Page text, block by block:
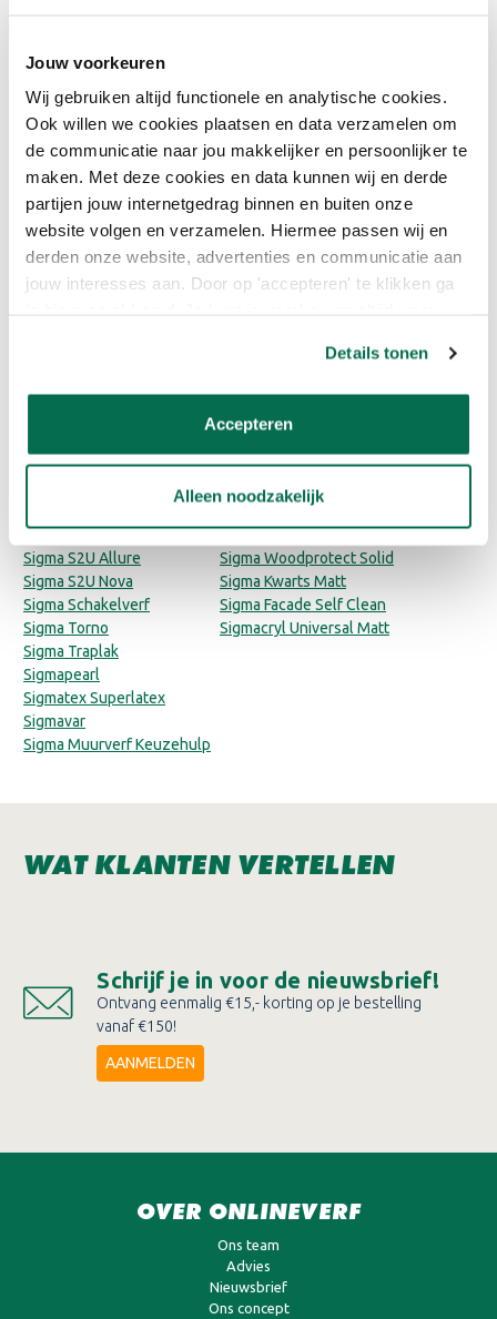
Jouw voorkeuren
Wij gebruiken altijd functionele en analytische cookies.
Ook willen we cookies plaatsen en data verzamelen om
de communicatie naar jou makkelijker en persoonlijker te
maken. Met deze cookies en data kunnen wij en derde
partijen jouw internetgedrag binnen en buiten onze
website volgen en verzamelen. Hiermee passen wij en
derden onze website, advertenties en communicatie aan
jouw interesses aan. Door op 'accepteren' te klikken ga
Details tonen
Accepteren
Alleen noodzakelijk
GRONDVERF VAN SIGMA
KOPEN BIJ ONLINEVERF.BE
Bij Onlineverf.be kun je eenvoudig Sigma grondverf bestellen en
profiteren van diverse voordelen zoals snelle levering en gratis
advies en een ruim assortiment, waardoor je altijd de juiste
grondverf voor jouw project kunt vinden.
Sigma Pearl Clean Matt
Sigma Buitenlak
Sigma Perfect Matt
Sigma S2U Nova Satin
Sigma Multiprimer
Sigma S2U Allure Gloss
Sigma S2U Gloss
Sigma S2U Primer
Sigma S2U
Sigma Cleaner
Sigma S2U Allure
Sigma Woodprotect Solid
Sigma S2U Nova
Sigma Kwarts Matt
Sigma Schakelverf
Sigma Facade Self Clean
Sigma Torno
Sigmacryl Universal Matt
Sigma Traplak
Sigmapearl
Sigmatex Superlatex
Sigmavar
Sigma Muurverf Keuzehulp
WAT KLANTEN VERTELLEN
Schrijf je in voor de nieuwsbrief!
Ontvang eenmalig €15,- korting op je bestelling
vanaf €150!
AANMELDEN
OVER ONLINEVERF
Ons team
Advies
Nieuwsbrief
Ons concept